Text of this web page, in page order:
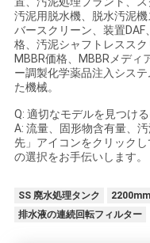
汚泥用脱水機、脱水汚泥
バースクリーン、装置
格、汚泥シャフトレススク
MBBR価格、MBBRメディ
ー調製化学薬品注入シス
た機械。
Q: 適切なモデルを見つけ
A: 流量、固形物含有量、
先」アイコンをクリック
の選択をお手伝いします。
SS 廃水処理タンク
排水液の連続回転フィルター